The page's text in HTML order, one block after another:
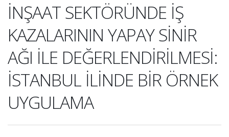
İNŞAAT SEKTÖRÜNDE İŞ
KAZALARININ YAPAY SİNİR
AĞI İLE DEĞERLENDİRİLMESİ:
İSTANBUL İLİNDE BİR ÖRNEK
UYGULAMA